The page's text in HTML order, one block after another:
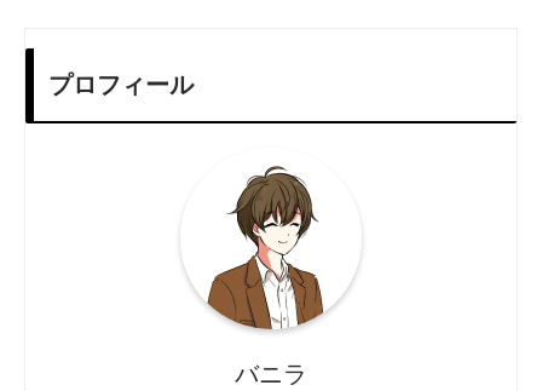
プロフィール
バニラ